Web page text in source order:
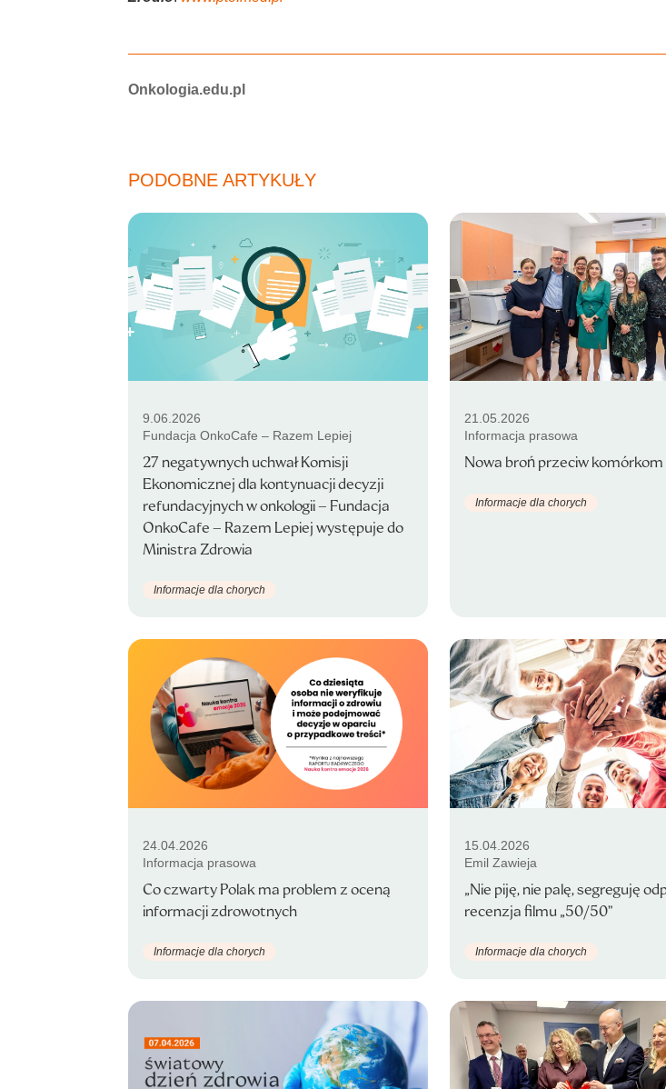
Autorzy:
Onkologia.edu.pl
PODOBNE ARTYKUŁY
9.06.2026
Fundacja OnkoCafe – Razem Lepiej
27 negatywnych uchwał Komisji
Ekonomicznej dla kontynuacji decyzji
refundacyjnych w onkologii – Fundacja
OnkoCafe – Razem Lepiej występuje do
Ministra Zdrowia
Informacje dla chorych
21.05.2026
Informacja prasowa
Nowa broń przeciw komórkom
Informacje dla chorych
24.04.2026
Informacja prasowa
Co czwarty Polak ma problem z oceną
informacji zdrowotnych
Informacje dla chorych
15.04.2026
Emil Zawieja
„Nie piję, nie palę, segreguję
recenzja filmu „50/50”
Informacje dla chorych